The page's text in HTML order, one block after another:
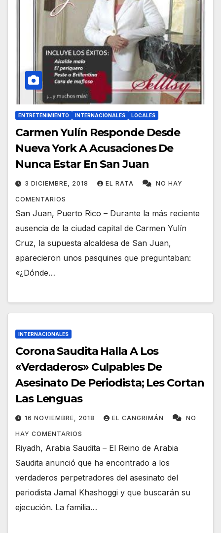
ENTRETENIMIENTO INTERNACIONALES LOCALES
Carmen Yulín Responde Desde
Nueva York A Acusaciones De
Nunca Estar En San Juan
3 DICIEMBRE, 2018 EL RATA NO HAY
COMENTARIOS
San Juan, Puerto Rico – Durante la más reciente
ausencia de la ciudad capital de Carmen Yulín
Cruz, la supuesta alcaldesa de San Juan,
aparecieron unos pasquines que preguntaban:
«¿Dónde…
INTERNACIONALES
Corona Saudita Halla A Los
«Verdaderos» Culpables De
Asesinato De Periodista; Les Cortan
Las Lenguas
16 NOVIEMBRE, 2018 EL CANGRIMÁN NO
HAY COMENTARIOS
Riyadh, Arabia Saudita – El Reino de Arabia
Saudita anunció que ha encontrado a los
verdaderos perpetradores del asesinato del
periodista Jamal Khashoggi y que buscarán su
ejecución. La familia…